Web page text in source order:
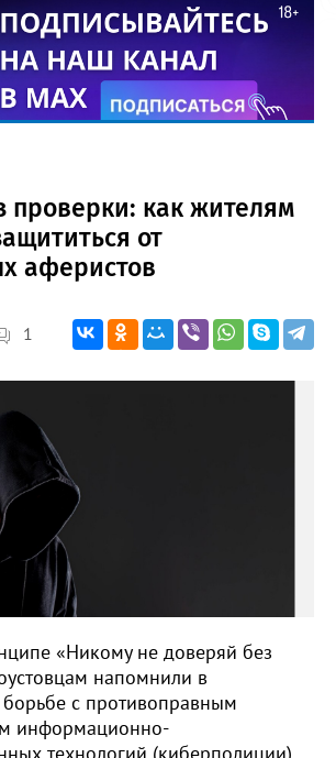
проверки: как жителям
от
аферистов
1
«Никому не доверяй без
напомнили в
с противоправным
информационно-